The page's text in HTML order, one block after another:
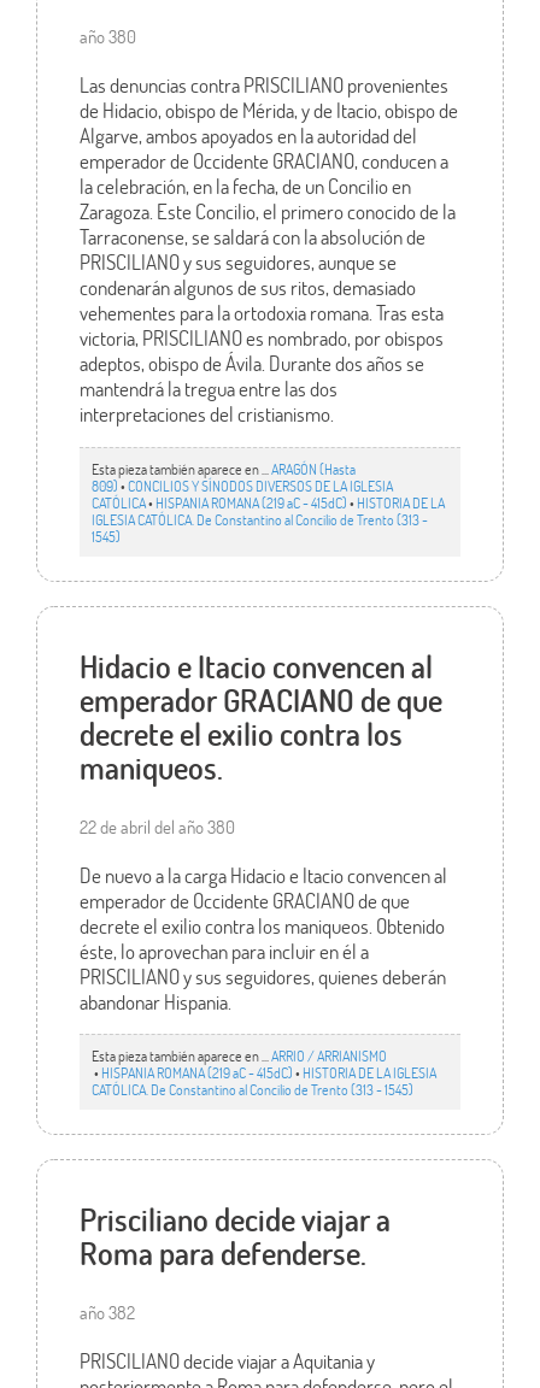
año 380
Las denuncias contra PRISCILIANO provenientes
de Hidacio, obispo de Mérida, y de Itacio, obispo de
Algarve, ambos apoyados en la autoridad del
emperador de Occidente GRACIANO, conducen a
la celebración, en la fecha, de un Concilio en
Zaragoza. Este Concilio, el primero conocido de la
Tarraconense, se saldará con la absolución de
PRISCILIANO y sus seguidores, aunque se
condenarán algunos de sus ritos, demasiado
vehementes para la ortodoxia romana. Tras esta
victoria, PRISCILIANO es nombrado, por obispos
adeptos, obispo de Ávila. Durante dos años se
mantendrá la tregua entre las dos
interpretaciones del cristianismo.
Esta pieza también aparece en ... ARAGÓN (Hasta
809)•CONCILIOS Y SÍNODOS DIVERSOS DE LA IGLESIA
CATÓLICA• HISPANIA ROMANA (219 aC - 415dC)• HISTORIA DE LA
IGLESIA CATÓLICA. De Constantino al Concilio de Trento (313 -
1545)
Hidacio e Itacio convencen al
emperador GRACIANO de que
decrete el exilio contra los
maniqueos.
22 de abril del año 380
De nuevo a la carga Hidacio e Itacio convencen al
emperador de Occidente GRACIANO de que
decrete el exilio contra los maniqueos. Obtenido
éste, lo aprovechan para incluir en él a
PRISCILIANO y sus seguidores, quienes deberán
abandonar Hispania.
Esta pieza también aparece en ... ARRIO / ARRIANISMO
• HISPANIA ROMANA (219 aC - 415dC)• HISTORIA DE LA IGLESIA
CATÓLICA. De Constantino al Concilio de Trento (313 - 1545)
Prisciliano decide viajar a
Roma para defenderse.
año 382
PRISCILIANO decide viajar a Aquitania y